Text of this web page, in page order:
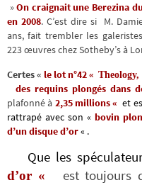
»On craignait une Berezina
en 2008. C’est dire si M.
ans, fait trembler les galeristes
223 œuvres chez Sotheby’s à
Certes« le lot n°42 «
des requins plongés dans
plafonné à 2,35 millions « et
rattrapé avec son « bovin
d’un disque d’or« .
Que les
d’or «
est toujours